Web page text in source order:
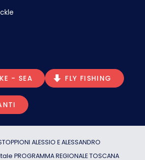
- SEA FLY FISHING
ALESSIO E ALESSANDRO
PROGRAMMA REGIONALE TOSCANA